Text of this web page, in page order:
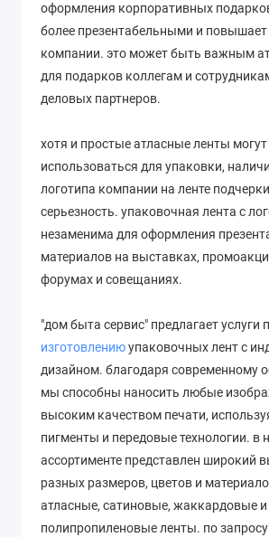
оформления корпоративных
более презентабельными и повышает
компании. это может быть важным
для подарков коллегам и
деловых партнеров.
хотя и простые атласные ленты могут
использоваться для упаковки,
логотипа компании на ленте
серьезность. упаковочная лента с
незаменима для оформления
материалов на выставках,
форумах и совещаниях.
"дом быта сервис" предлагает услуги
изготовлениюупаковочных лент с
дизайном. благодаря современному
мы способны наносить любые
высоким качеством печати,
пигменты и передовые технологии. в
ассортименте представлен широкий
разных размеров, цветов и
атласные, сатиновые, жаккардовые и
полипропиленовые ленты. по